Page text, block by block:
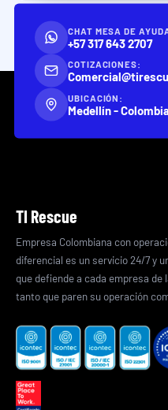
CHAT MESA DE
+57 317 643 2707
COTIZACIONES:
UBICACIÓN:
Medellín -
TI Rescue
Empresa Colombiana con
diferencial es un servicio 24/7 y
que defiende a cada empresa
tanto que paren su operación